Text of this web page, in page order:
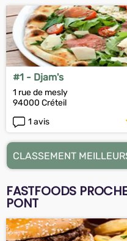
#1 - Djam's
1 rue de mesly
94000 Créteil
1 avis
CLASSEMENT
FASTFOODS
PONT